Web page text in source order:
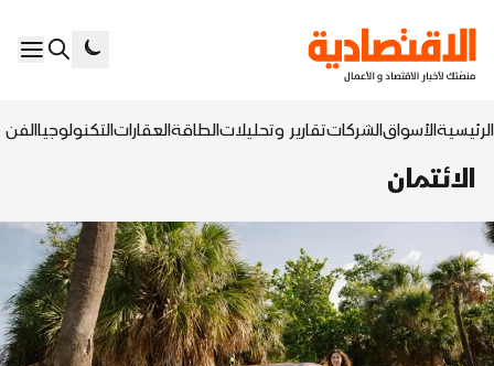
الرئيسيةالأسواقالشركاتتقارير وتحليلاتالطاقةالعقاراتالتكنولوجياالفن
الائتمان